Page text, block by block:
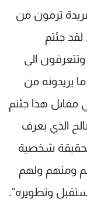
ترمون من
لقد جئتم
الى
يريدونه من
مقابل هذا جئتم
الذي يعرف
بحقيقة شخصية
ومنهم ولهم
وتطويره".